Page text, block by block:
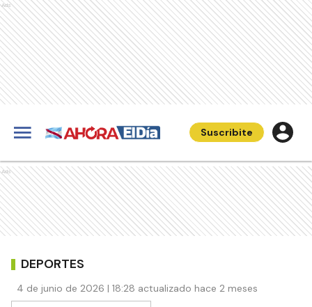
Ads
Suscribite
Ads
DEPORTES
4 de junio de 2026 | 18:28 actualizado hace 2 meses